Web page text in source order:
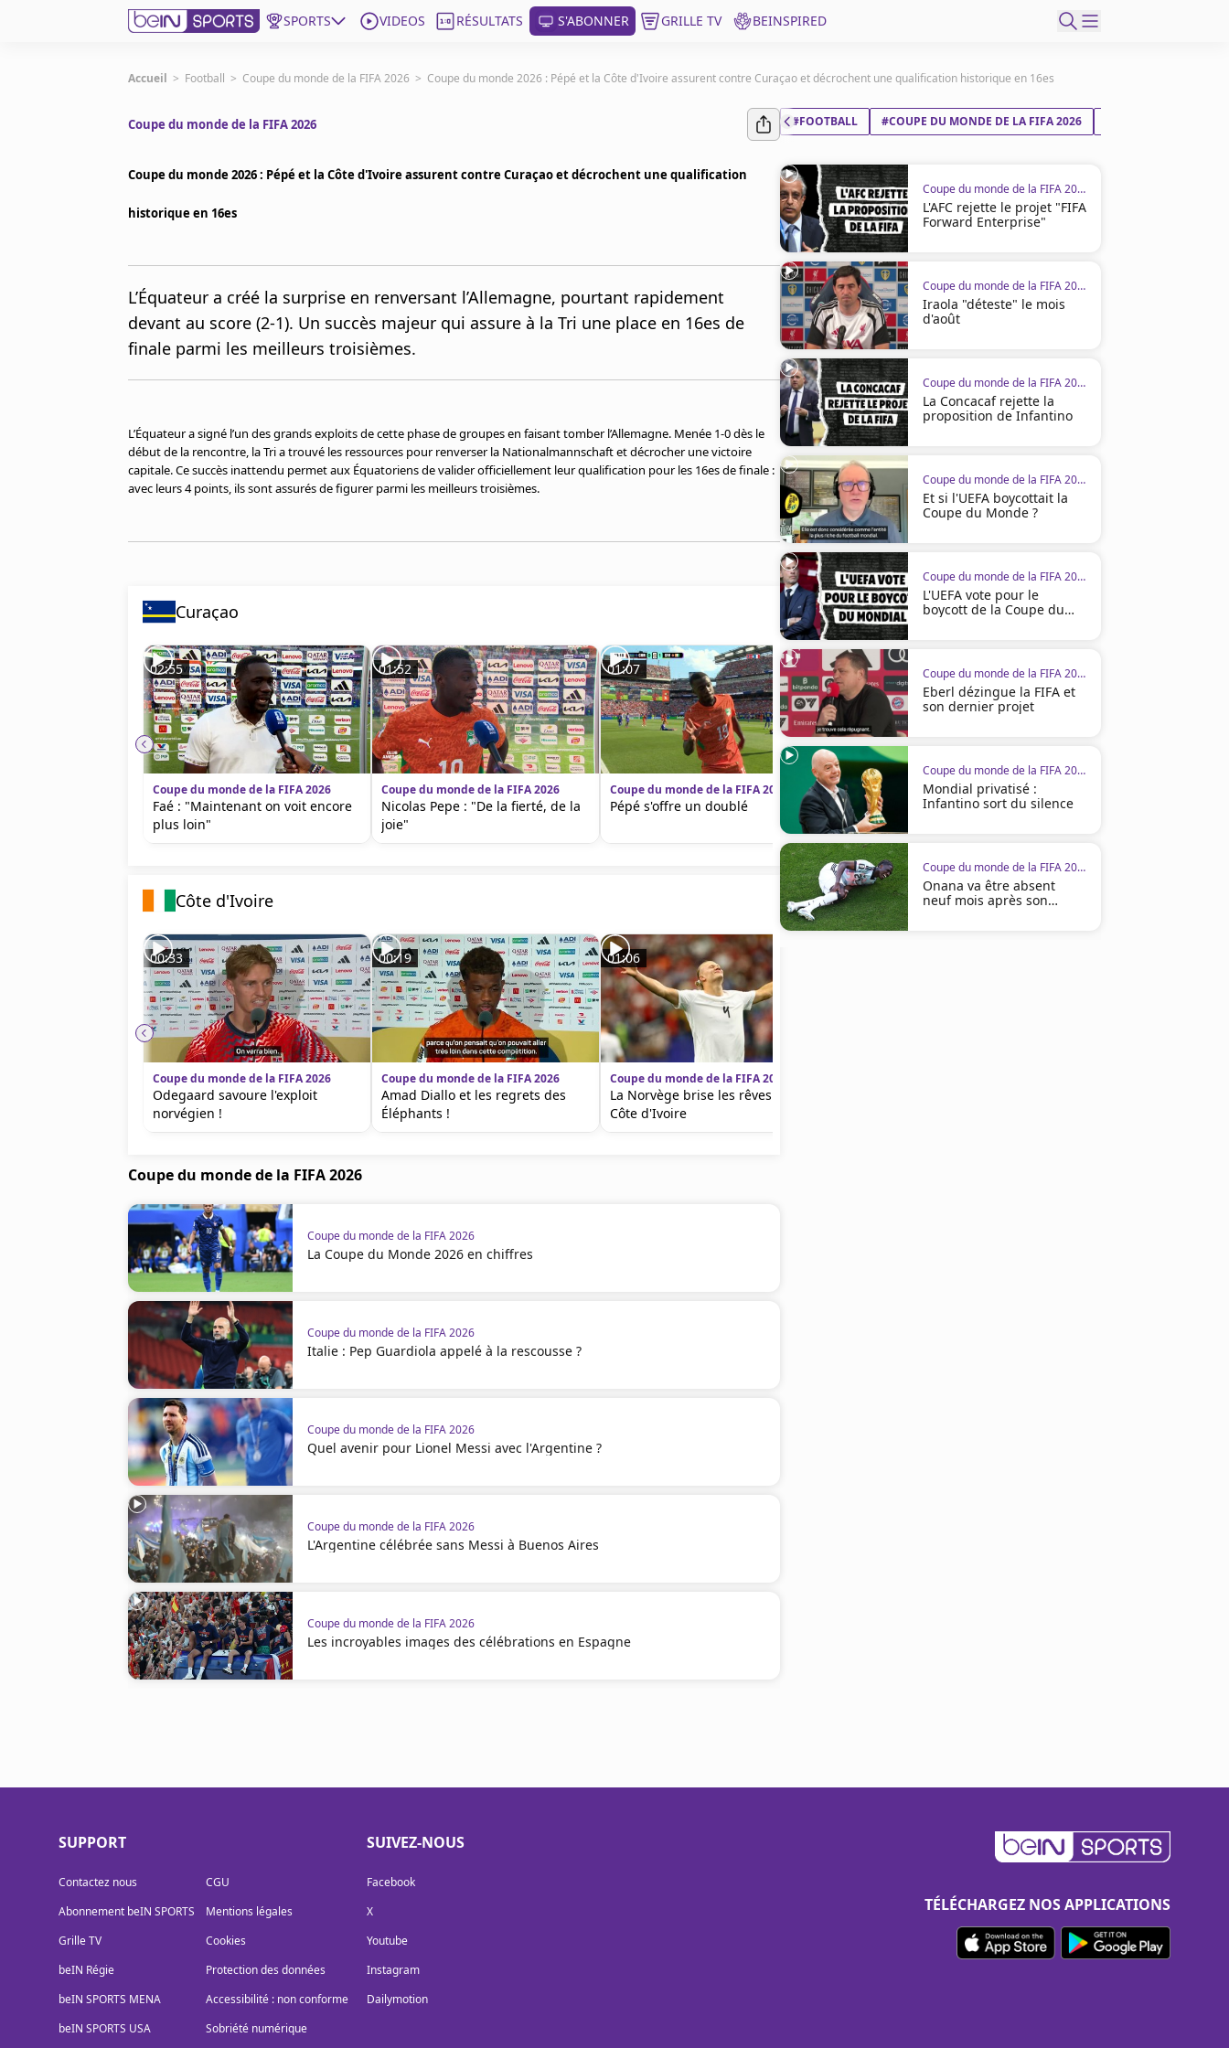
SPORTS VIDEOS RÉSULTATS S'ABONNER GRILLE TV BEINSPIRED
beIN SPORTS CONNECT
France
Gérer les notifications
Contactez nous
beINSPIRED
Protection des données
Paramétrer mon consentement
Accueil > Football > Coupe du monde de la FIFA 2026 > Coupe du monde 2026 : Pépé et la Côte d'Ivoire assurent contre Curaçao et décrochent une qualification historique en 16es
Coupe du monde de la FIFA 2026
Coupe du monde 2026 : Pépé et la Côte d'Ivoire assurent contre Curaçao et décrochent une qualification
historique en 16es
L’Équateur a créé la surprise en renversant l’Allemagne, pourtant rapidement
devant au score (2-1). Un succès majeur qui assure à la Tri une place en 16es de
finale parmi les meilleurs troisièmes.
L’Équateur a signé l’un des grands exploits de cette phase de groupes en faisant tomber l’Allemagne. Menée 1-0 dès le
début de la rencontre, la Tri a trouvé les ressources pour renverser la Nationalmannschaft et décrocher une victoire
capitale. Ce succès inattendu permet aux Équatoriens de valider officiellement leur qualification pour les 16es de finale :
avec leurs 4 points, ils sont assurés de figurer parmi les meilleurs troisièmes.
Curaçao
02:55
Coupe du monde de la FIFA 2026
Faé : "Maintenant on voit encore
plus loin"
01:52
Coupe du monde de la FIFA 2026
Nicolas Pepe : "De la fierté, de la
joie"
01:07
Coupe du monde de la FIFA 2026
Pépé s'offre un doublé
01:03
Coupe du monde de la FIFA 2026
Pépé donne raison à Faé et lance
les Ivoiriens
02:48
Pépé titulaire, Oulaï sur
Côte d'Ivoire
00:33
Coupe du monde de la FIFA 2026
Odegaard savoure l'exploit
norvégien !
00:19
Coupe du monde de la FIFA 2026
Amad Diallo et les regrets des
Éléphants !
01:06
Coupe du monde de la FIFA 2026
La Norvège brise les rêves de la
Côte d'Ivoire
Coupe du monde de la FIFA 2026
Coupe du monde de la FIFA 2026
La Coupe du Monde 2026 en chiffres
Coupe du monde de la FIFA 2026
Italie : Pep Guardiola appelé à la rescousse ?
Coupe du monde de la FIFA 2026
Quel avenir pour Lionel Messi avec l'Argentine ?
Coupe du monde de la FIFA 2026
L'Argentine célébrée sans Messi à Buenos Aires
Coupe du monde de la FIFA 2026
Les incroyables images des célébrations en Espagne
#FOOTBALL #COUPE DU MONDE DE LA FIFA 2026
Coupe du monde de la FIFA 2026
L'AFC rejette le projet "FIFA
Forward Enterprise"
Coupe du monde de la FIFA 2026
Iraola "déteste" le mois
d'août
Coupe du monde de la FIFA 2026
La Concacaf rejette la
proposition de Infantino
Coupe du monde de la FIFA 2026
Et si l'UEFA boycottait la
Coupe du Monde ?
Coupe du monde de la FIFA 2026
L'UEFA vote pour le
boycott de la Coupe du
Coupe du monde de la FIFA 2026
Eberl dézingue la FIFA et
son dernier projet
Coupe du monde de la FIFA 2026
Mondial privatisé :
Infantino sort du silence
Coupe du monde de la FIFA 2026
Onana va être absent
neuf mois après son
SUPPORT
Contactez nous
Abonnement beIN SPORTS
Grille TV
beIN Régie
beIN SPORTS MENA
beIN SPORTS USA
CGU
Mentions légales
Cookies
Protection des données
Accessibilité : non conforme
Sobriété numérique
SUIVEZ-NOUS
Facebook
X
Youtube
Instagram
Dailymotion
TÉLÉCHARGEZ NOS APPLICATIONS